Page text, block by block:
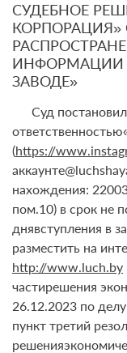
СУДЕБНОЕ
КОРПОРАЦИЯ»
ИНФОРМАЦИИ
ЗАВОДЕ»
Суд постановил
(https://
нахождения:
пом.10) в срок не
днявступления в
разместить на
http://www.luch.by
частирешения
26.12.2023 по
пункт третий